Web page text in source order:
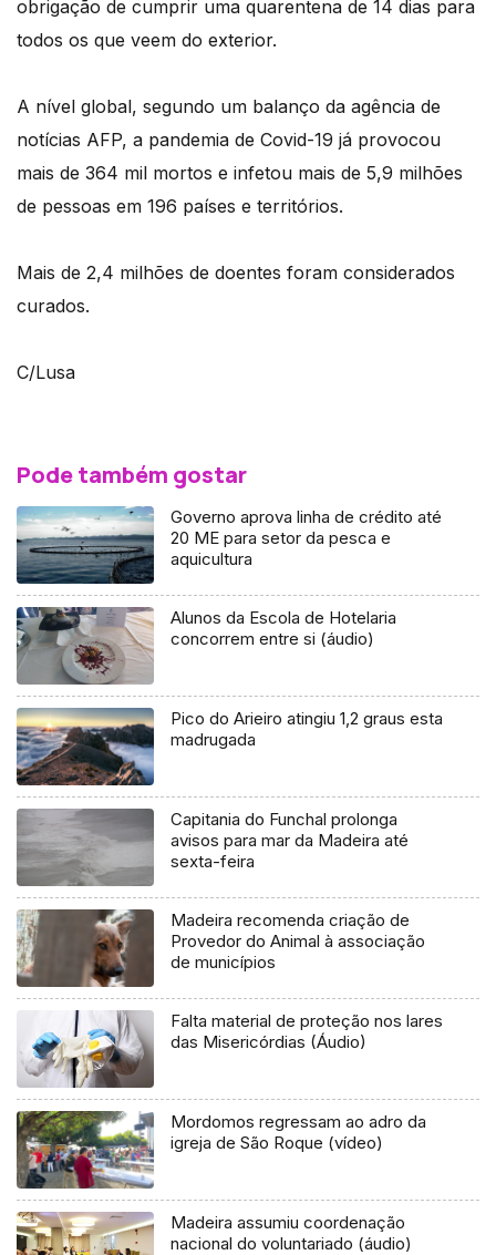
obrigação de cumprir uma quarentena de 14 dias para
todos os que veem do exterior.
A nível global, segundo um balanço da agência de
notícias AFP, a pandemia de Covid-19 já provocou
mais de 364 mil mortos e infetou mais de 5,9 milhões
de pessoas em 196 países e territórios.
Mais de 2,4 milhões de doentes foram considerados
curados.
C/Lusa
Pode também gostar
Governo aprova linha de crédito até
20 ME para setor da pesca e
aquicultura
Alunos da Escola de Hotelaria
concorrem entre si (áudio)
Pico do Arieiro atingiu 1,2 graus esta
madrugada
Capitania do Funchal prolonga
avisos para mar da Madeira até
sexta-feira
Madeira recomenda criação de
Provedor do Animal à associação
de municípios
Falta material de proteção nos lares
das Misericórdias (Áudio)
Mordomos regressam ao adro da
igreja de São Roque (vídeo)
Madeira assumiu coordenação
nacional do voluntariado (áudio)